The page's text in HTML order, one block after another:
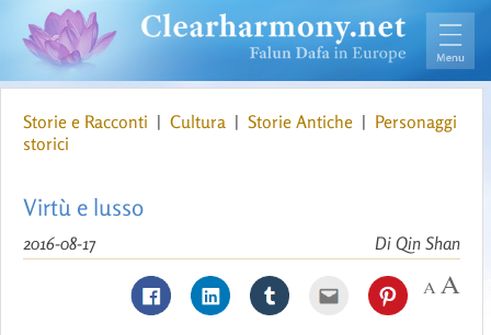
Storie e Racconti | Cultura | Storie Antiche | Personaggi
storici
Virtù e lusso
Di Qin Shan
2016-08-17